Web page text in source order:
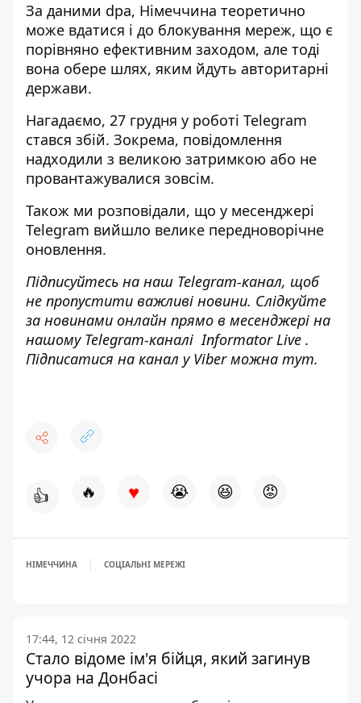
За даними dpa, Німеччина теоретично
може вдатися і до блокування мереж, що є
порівняно ефективним заходом, але тоді
вона обере шлях, яким йдуть авторитарні
держави.
Нагадаємо, 27 грудня у роботі Telegram
стався збій. Зокрема, повідомлення
надходили з великою затримкою або не
провантажувалися зовсім.
Також ми розповідали, що у месенджері
Telegram вийшло велике передноворічне
оновлення.
Підписуйтесь на наш Telegram-канал, щоб
не пропустити важливі новини. Слідкуйте
за новинами онлайн прямо в месенджері на
нашому Telegram-каналіInformator Live .
Підписатися на канал у Viber можна тут.
👍 🔥 ♥ 😭 😆 😡
НІМЕЧЧИНА СОЦІАЛЬНІ МЕРЕЖІ
17:44, 12 січня 2022
Стало відоме ім'я бійця, який загинув
учора на Донбасі